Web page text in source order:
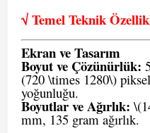
√ Temel Teknik Öze
Ekran ve Tasarım
Boyut ve Çözünürlük:
(720 \times 1280\)
yoğunluğu.
Boyutlar ve Ağırlık:
mm, 135 gram ağırlık.